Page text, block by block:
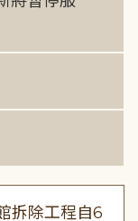
拆除工程自6